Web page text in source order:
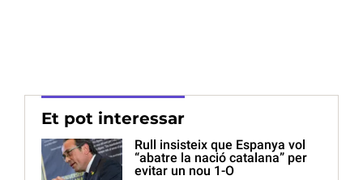
Et pot interessar
Rull insisteix que Espanya vol
“abatre la nació catalana” per
evitar un nou 1-O